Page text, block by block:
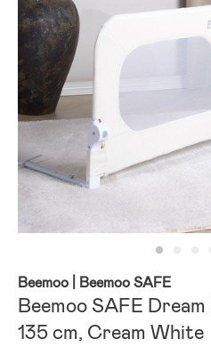
Beemoo | Beemoo SAFE
Beemoo SAFE
135 cm, Cream White